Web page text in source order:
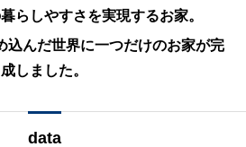
らしやすさを実現するお家。
込んだ世界に一つだけのお家が完
成しました。
data